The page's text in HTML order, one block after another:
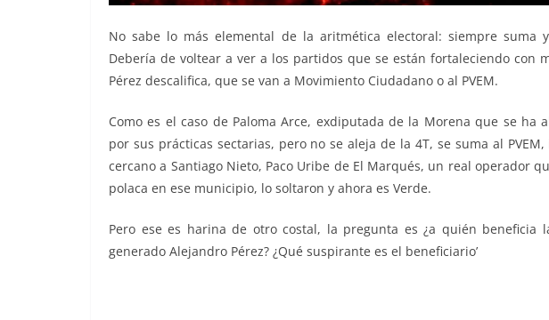
No sabe lo más elemental de la aritmética electoral: siempre
Debería de voltear a ver a los partidos que se están fortaleciendo con
Pérez descalifica, que se van a Movimiento Ciudadano o al PVEM.
Como es el caso de Paloma Arce, exdiputada de la Morena que se ha
por sus prácticas sectarias, pero no se aleja de la 4T, se suma al
cercano a Santiago Nieto, Paco Uribe de El Marqués, un real operador
polaca en ese municipio, lo soltaron y ahora es Verde.
Pero ese es harina de otro costal, la pregunta es ¿a quién beneficia
generado Alejandro Pérez? ¿Qué suspirante es el beneficiario’